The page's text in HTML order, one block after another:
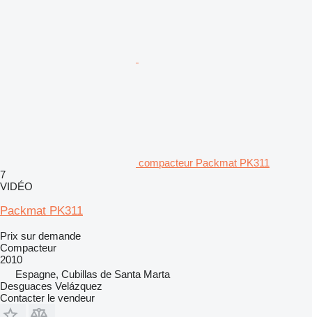
compacteur Packmat PK311
7
VIDÉO
Packmat PK311
Prix sur demande
Compacteur
2010
Espagne, Cubillas de Santa Marta
Desguaces Velázquez
Contacter le vendeur